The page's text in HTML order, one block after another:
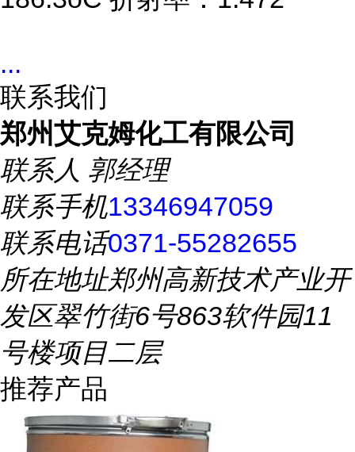
...
联系我们
郑州艾克姆化工有限公司
联系人 郭经理
联系手机13346947059
联系电话0371-55282655
所在地址郑州高新技术产业开
发区翠竹街6号863软件园11
号楼项目二层
推荐产品